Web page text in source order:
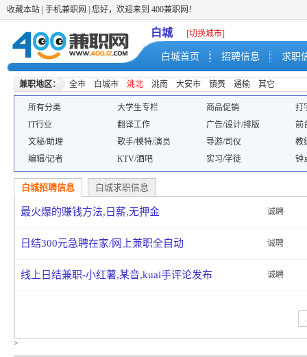
收藏本站 手机兼职网 | 您好，欢迎来到 400兼职网！
白城 [切换城市]
白城首页 招聘信息 求职
兼职地区： 全市 白城市 洮北 洮南 大安市 镇赉 通榆 其它
所有分类 大学生专栏 商品促销
打
IT行业
翻译工作 广告/设计/排版
前
文秘/助理
歌手/模特/演员 导游/司仪
教
编辑/记者
KTV/酒吧 实习/学徒 钟
白城招聘信息 白城求职信息
最火爆的赚钱方法,日薪,无押金 诚聘
日结300元急聘在家/网上兼职全自动 诚聘
线上日结兼职-小红薯,某音,kuai手评论发布 诚聘
>